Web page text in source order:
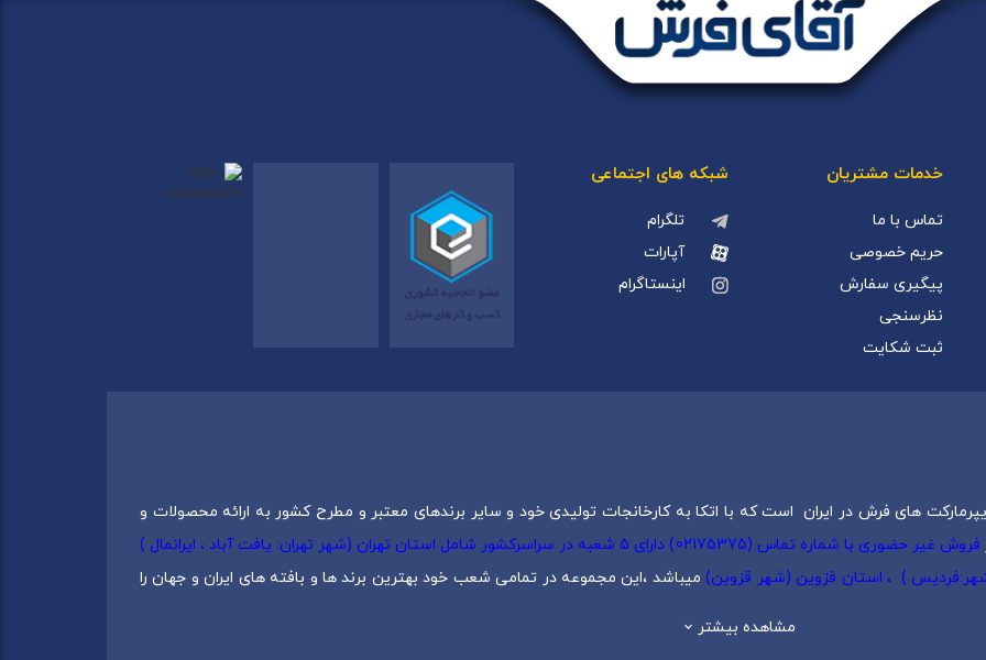
خدمات مشتریان
تماس با ما
حریم خصوصی
پیگیری سفارش
نظرسنجی
ثبت شکایت
شبکه های اجتماعی
تلگرام
آپارات
اینستاگرام
های فرش در ایران است که با اتکا به کارخانجات تولیدی خود و سایر برندهای معتبر و مطرح کشور به ارائه محصولات و
فروش غیر حضوری با شماره تماس (02175375) دارای 5 شعبه در سراسرکشور شامل استان تهران (شهر تهران: یافت آباد ، ایرانمال )
) ، استان قزوین (شهر قزوین) میباشد ،این مجموعه در تمامی شعب خود بهترین برند ها و بافته های ایران و جهان را
مشاهده بیشتر